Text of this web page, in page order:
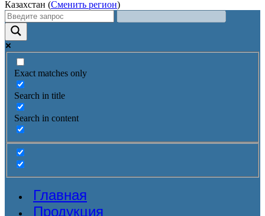
Казахстан (Сменить регион)
Exact matches only
Search in title
Search in content
Главная
Продукция